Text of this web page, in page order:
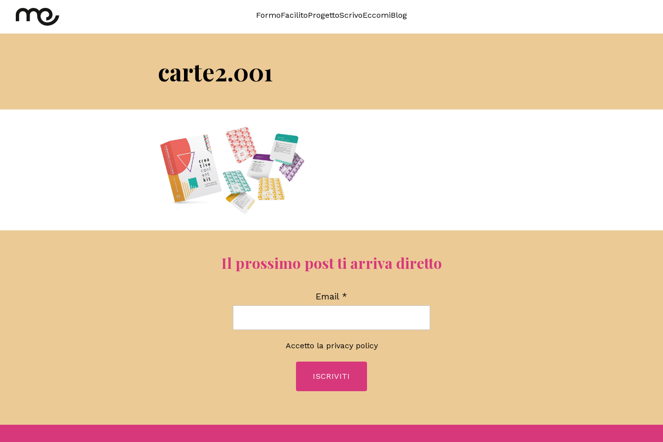
FormoFacilitoProgettoScrivoEccomiBlog
carte2.001
Il prossimo post ti arriva diretto
Email *
Accetto la privacy policy